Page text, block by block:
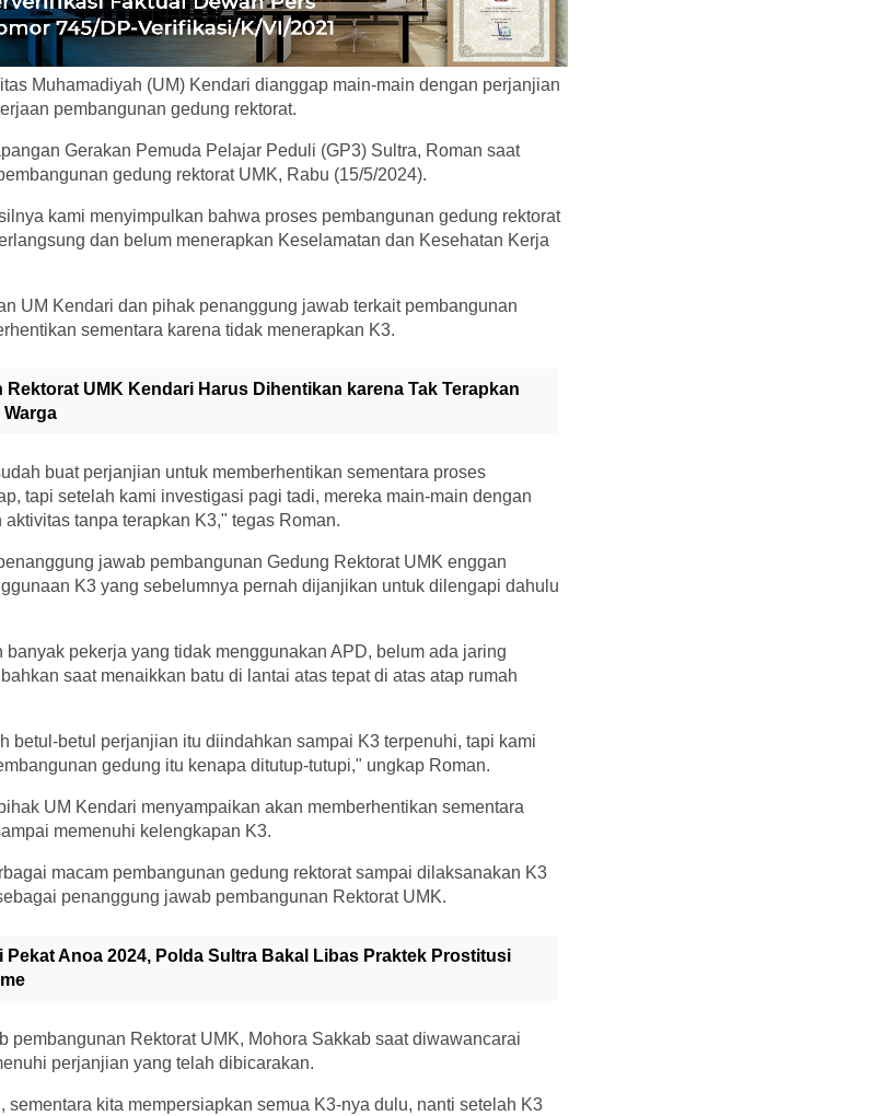
Muhamadiyah (UM) Kendari dianggap main-main dengan perjanjian
pembangunan gedung rektorat.
Gerakan Pemuda Pelajar Peduli (GP3) Sultra, Roman saat
gedung rektorat UMK, Rabu (15/5/2024).
kami menyimpulkan bahwa proses pembangunan gedung rektorat
dan belum menerapkan Keselamatan dan Kesehatan Kerja
UM Kendari dan pihak penanggung jawab terkait pembangunan
sementara karena tidak menerapkan K3.
Rektorat UMK Kendari Harus Dihentikan karena Tak Terapkan
buat perjanjian untuk memberhentikan sementara proses
tapi setelah kami investigasi pagi tadi, mereka main-main dengan
tanpa terapkan K3," tegas Roman.
jawab pembangunan Gedung Rektorat UMK enggan
K3 yang sebelumnya pernah dijanjikan untuk dilengapi dahulu
pekerja yang tidak menggunakan APD, belum ada jaring
saat menaikkan batu di lantai atas tepat di atas atap rumah
betul-betul perjanjian itu diindahkan sampai K3 terpenuhi, tapi kami
gedung itu kenapa ditutup-tutupi," ungkap Roman.
UM Kendari menyampaikan akan memberhentikan sementara
memenuhi kelengkapan K3.
macam pembangunan gedung rektorat sampai dilaksanakan K3
penanggung jawab pembangunan Rektorat UMK.
Pekat Anoa 2024, Polda Sultra Bakal Libas Praktek Prostitusi
pembangunan Rektorat UMK, Mohora Sakkab saat diwawancarai
perjanjian yang telah dibicarakan.
sementara kita mempersiapkan semua K3-nya dulu, nanti setelah K3